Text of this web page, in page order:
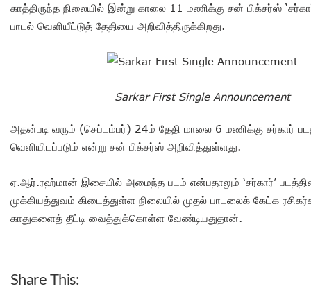
காத்திருந்த நிலையில் இன்று காலை 11 மணிக்கு சன் பிக்சர்ஸ்
பாடல் வெளியீட்டுத் தேதியை அறிவித்திருக்கிறது.
Sarkar First Single Announcement
அதன்படி வரும் (செப்டம்பர்) 24ம் தேதி மாலை 6 மணிக்கு சர்கார்
வெளியிடப்படும் என்று சன் பிக்சர்ஸ் அறிவித்துள்ளது.
ஏ.ஆர்.ரஹ்மான் இசையில் அமைந்த படம் என்பதாலும் ‘சர்கார்’
முக்கியத்துவம் கிடைத்துள்ள நிலையில் முதல் பாடலைக் கேட்க
காதுகளைத் தீட்டி வைத்துக்கொள்ள வேண்டியதுதான்.
Share This: